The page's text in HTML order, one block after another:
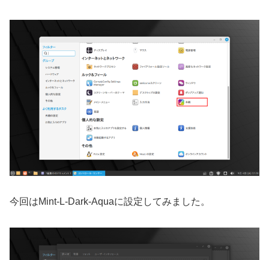
今回はMint-L-Dark-Aquaに設定してみました。